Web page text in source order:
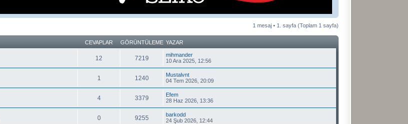
1 mesaj • 1 . sayfa (Toplam 1 sayfa)
CEVAPLAR GÖRÜNTÜLEME YAZAR
12 7219
mihmander
10 Ara 2025, 12:56
1 1240
Mustalvnt
04 Tem 2026, 20:09
4 3379
Efem
28 Haz 2026, 13:36
0 9255
barkodd
24 Şub 2026, 12:44